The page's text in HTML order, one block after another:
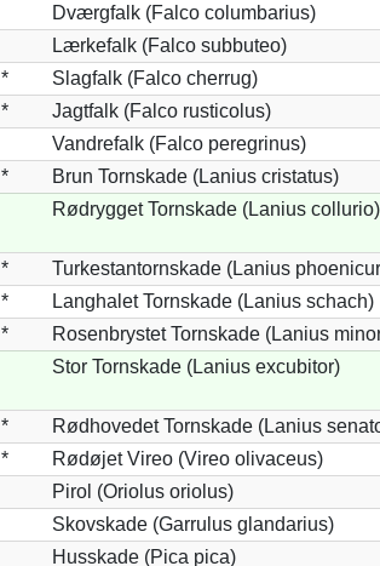
Dværgfalk (Falco columbarius)
Lærkefalk (Falco subbuteo)
*
Slagfalk (Falco cherrug)
*
Jagtfalk (Falco rusticolus)
Vandrefalk (Falco peregrinus)
*
Brun Tornskade (Lanius cristatus)
Rødrygget Tornskade (Lanius collurio)
*
Turkestantornskade (Lanius
*
Langhalet Tornskade (Lanius schach)
*
Rosenbrystet Tornskade (Lanius
Stor Tornskade (Lanius excubitor)
*
Rødhovedet Tornskade (Lanius
*
Rødøjet Vireo (Vireo olivaceus)
Pirol (Oriolus oriolus)
Skovskade (Garrulus glandarius)
Husskade (Pica pica)